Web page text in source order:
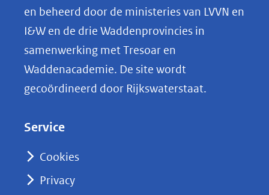
n
k
e
en beheerd door de ministeries van LVVN en
I&W en de drie Waddenprovincies in
samenwerking met Tresoar en
Waddenacademie. De site wordt
gecoördineerd door Rijkswaterstaat.
Service
Cookies
Privacy